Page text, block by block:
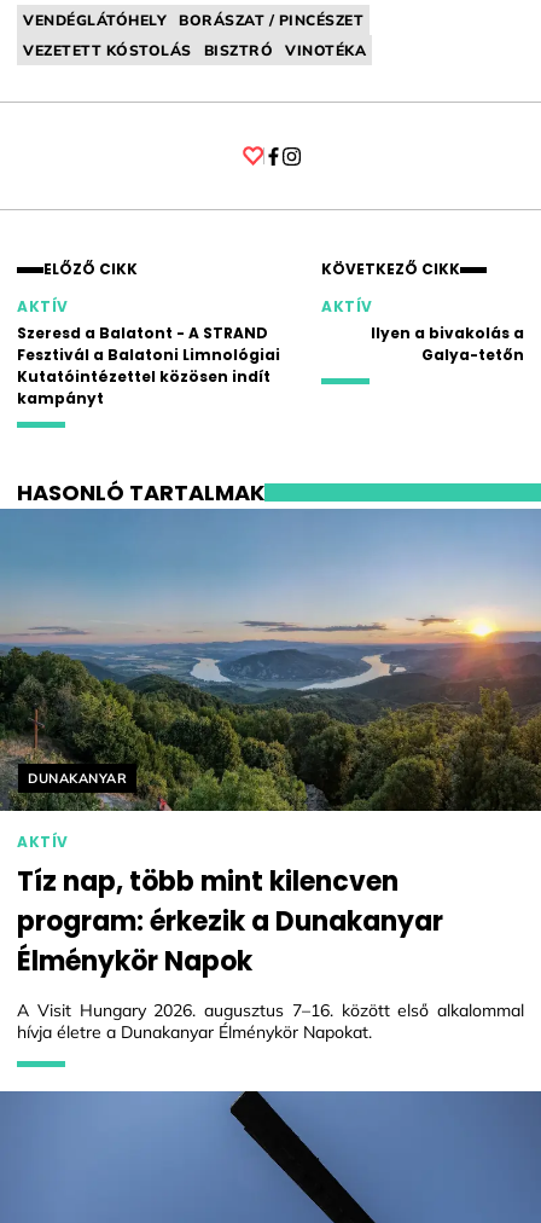
VENDÉGLÁTÓHELY
BORÁSZAT / PINCÉSZET
VEZETETT KÓSTOLÁS
BISZTRÓ VINOTÉKA
ELŐZŐ CIKK
AKTÍV
Szeresd a Balatont - A STRAND
Fesztivál a Balatoni Limnológiai
Kutatóintézettel közösen indít
kampányt
KÖVETKEZŐ CIKK
AKTÍV
Ilyen a bivakolás a
Galya-tetőn
HASONLÓ TARTALMAK
Helyszín címkék:
DUNAKANYAR
AKTÍV
Tíz nap, több mint kilencven
program: érkezik a Dunakanyar
Élménykör Napok
A Visit Hungary 2026. augusztus 7–16. között első alkalommal
hívja életre a Dunakanyar Élménykör Napokat.